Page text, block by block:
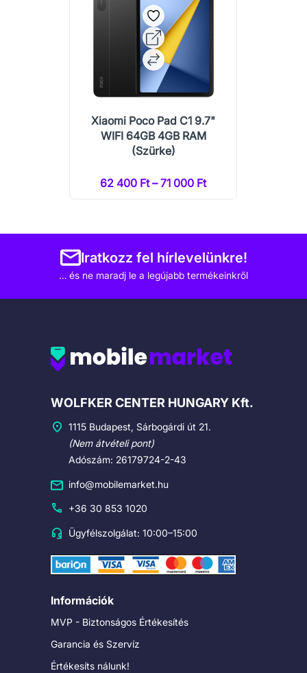
Xiaomi Poco Pad C1 9.7"
WIFI 64GB 4GB RAM
(Szürke)
62 400 Ft – 71 000 Ft
Iratkozz fel hírlevelünkre!
… és ne maradj le a legújabb termékeinkről
Cégadatok
WOLFKER CENTER HUNGARY Kft.
1115 Budapest, Sárbogárdi út 21.
(Nem átvételi pont)
Adószám: 26179724-2-43
info@mobilemarket.hu
+36 30 853 1020
Ügyfélszolgálat: 10:00–15:00
Információk
MVP - Biztonságos Értékesítés
Garancia és Szervíz
Értékesíts nálunk!